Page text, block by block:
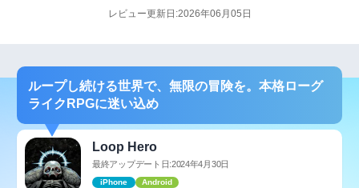
レビュー更新日:2026年06月05日
ループし続ける世界で、無限の冒険を。本格ローグ
ライクRPGに迷い込め
Loop Hero
最終アップデート日:2024年4月30日
iPhone Android